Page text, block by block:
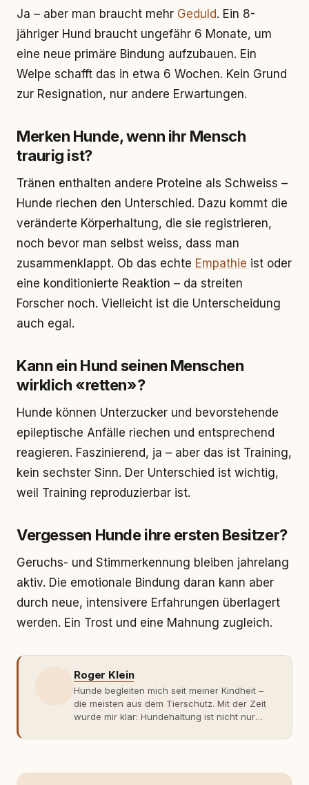
Ja – aber man braucht mehr Geduld. Ein 8-
jähriger Hund braucht ungefähr 6 Monate, um
eine neue primäre Bindung aufzubauen. Ein
Welpe schafft das in etwa 6 Wochen. Kein Grund
zur Resignation, nur andere Erwartungen.
Merken Hunde, wenn ihr Mensch
traurig ist?
Tränen enthalten andere Proteine als Schweiss –
Hunde riechen den Unterschied. Dazu kommt die
veränderte Körperhaltung, die sie registrieren,
noch bevor man selbst weiss, dass man
zusammenklappt. Ob das echte Empathie ist oder
eine konditionierte Reaktion – da streiten
Forscher noch. Vielleicht ist die Unterscheidung
auch egal.
Kann ein Hund seinen Menschen
wirklich «retten»?
Hunde können Unterzucker und bevorstehende
epileptische Anfälle riechen und entsprechend
reagieren. Faszinierend, ja – aber das ist Training,
kein sechster Sinn. Der Unterschied ist wichtig,
weil Training reproduzierbar ist.
Vergessen Hunde ihre ersten Besitzer?
Geruchs- und Stimmerkennung bleiben jahrelang
aktiv. Die emotionale Bindung daran kann aber
durch neue, intensivere Erfahrungen überlagert
werden. Ein Trost und eine Mahnung zugleich.
Roger Klein
Hunde begleiten mich seit meiner Kindheit –
die meisten aus dem Tierschutz. Mit der Zeit
wurde mir klar: Hundehaltung ist nicht nur
Fachwissen. Der Wendepunkt kam mit meinem